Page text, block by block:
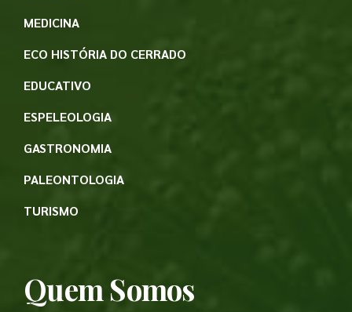
MEDICINA
ECO HISTÓRIA DO CERRADO
EDUCATIVO
ESPELEOLOGIA
GASTRONOMIA
PALEONTOLOGIA
TURISMO
Quem Somos